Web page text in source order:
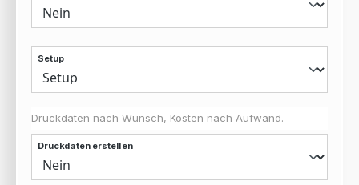
Setup
Druckdaten nach Wunsch, Kosten nach Aufwand.
Druckdaten erstellen